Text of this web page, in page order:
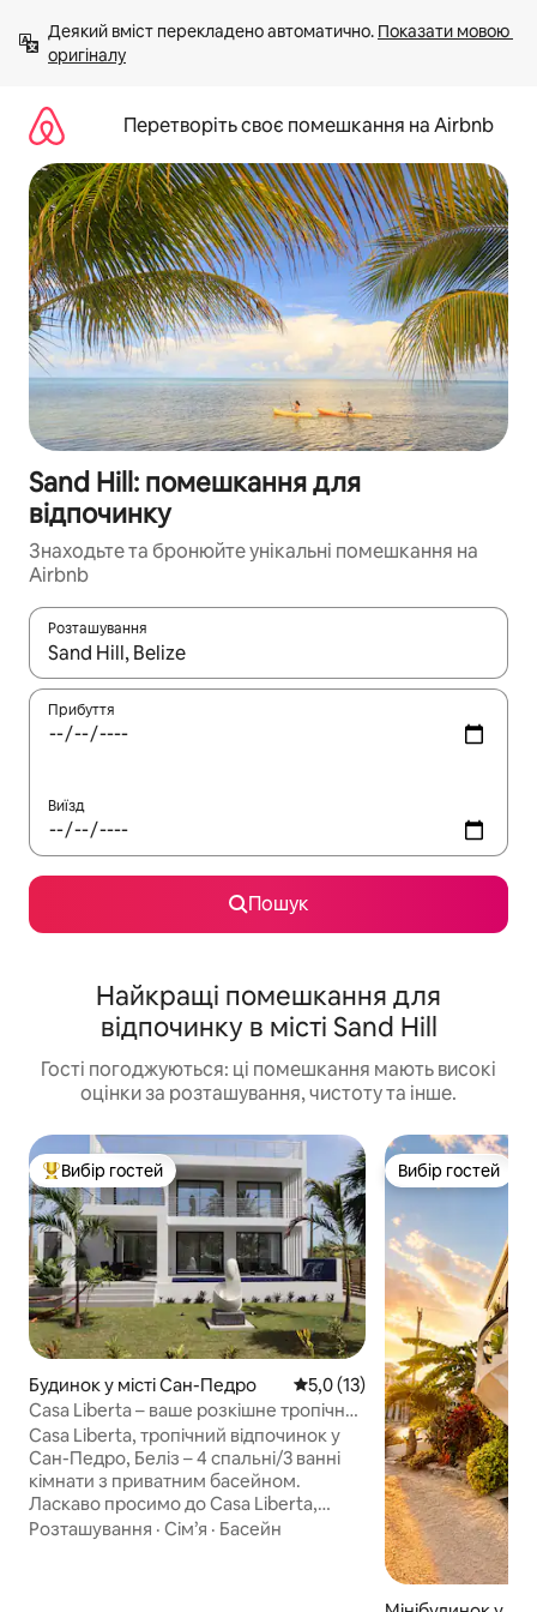
вмісту
Деякий вміст перекладено автоматично. Показати мовою
оригіналу
Перетворіть своє помешкання на Airbnb
Sand Hill: помешкання для
відпочинку
Знаходьте та бронюйте унікальні помешкання на
Airbnb
Розташування
Отримавши результати пошуку, використовуйте для
Прибуття
Виїзд
Пошук
Найкращі помешкання для
відпочинку в місті Sand Hill
Гості погоджуються: ці помешкання мають високі
оцінки за розташування, чистоту та інше.
Топ вибір гостей
Вибір гостей
Будинок у місті Сан-Педро Середня оцінка: 5,0 з 5,
5,0 (13)
Casa Liberta – ваше розкішне тропічне
помешкання
Casa Liberta, тропічний відпочинок у
Сан-Педро, Беліз – 4 спальні/3 ванні
кімнати з приватним басейном.
Ласкаво просимо до Casa Liberta,
вашого ідеального відпочинку на
Розташування · Сім’я · Басейн
Вибір гостей
Вибір гостей